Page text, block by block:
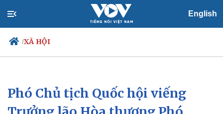
English
/XÃ HỘI
Chính trị
Đảng
Xã hội
Tin 24h
Phó Chủ tịch Quốc hội viếng